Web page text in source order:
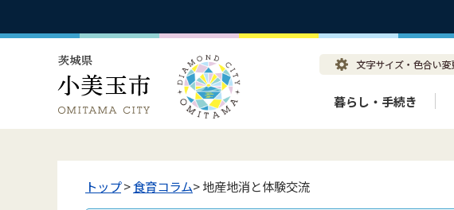
暮らし・手続き
トップ>食育コラム> 地産地消と体験交流